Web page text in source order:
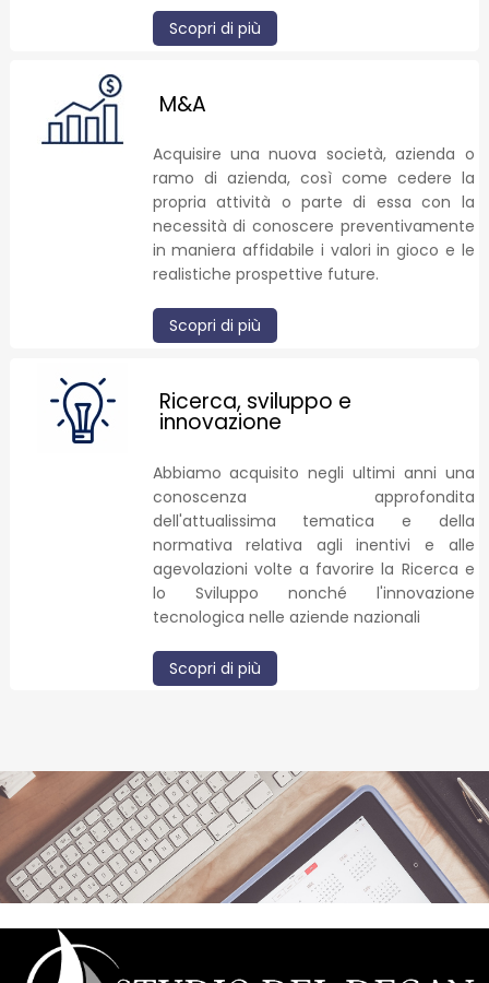
Scopri di più
M&A
Acquisire una nuova società, azienda o
ramo di azienda, così come cedere la
propria attività o parte di essa con la
necessità di conoscere preventivamente
in maniera affidabile i valori in gioco e le
realistiche prospettive future.
Scopri di più
Ricerca, sviluppo e
innovazione
Abbiamo acquisito negli ultimi anni una
conoscenza approfondita
dell'attualissima tematica e della
normativa relativa agli inentivi e alle
agevolazioni volte a favorire la Ricerca e
lo Sviluppo nonché l'innovazione
tecnologica nelle aziende nazionali
Scopri di più